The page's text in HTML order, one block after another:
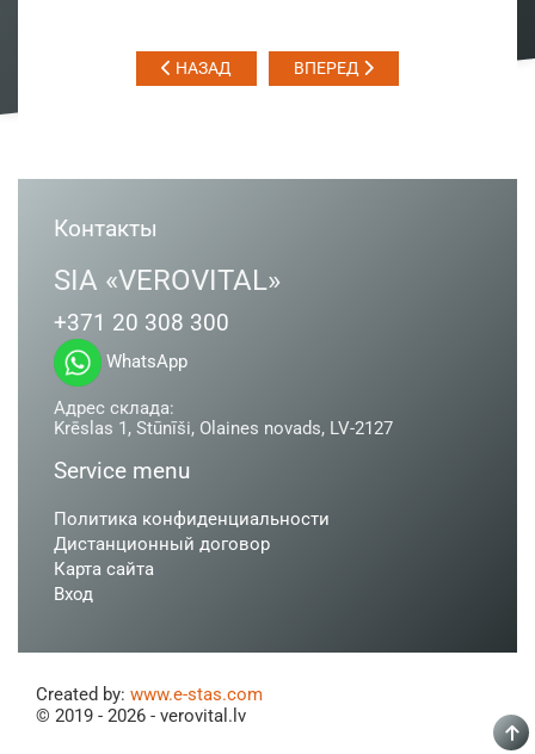
НАЗАД ВПЕРЕД
Контакты
SIA «VEROVITAL»
+371 20 308 300
WhatsApp
Адрес склада:
Krēslas 1, Stūnīši, Olaines novads, LV-2127
Service menu
Политика конфиденциальности
Дистанционный договор
Карта сайта
Вход
Created by: www.e-stas.com
© 2019 - 2026 - verovital.lv